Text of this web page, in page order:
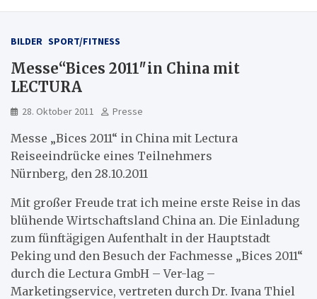
BILDER SPORT/FITNESS
Messe“Bices 2011″in China mit
LECTURA
28. Oktober 2011 Presse
Messe „Bices 2011“ in China mit Lectura
Reiseeindrücke eines Teilnehmers
Nürnberg, den 28.10.2011
Mit großer Freude trat ich meine erste Reise in das
blühende Wirtschaftsland China an. Die Einladung
zum fünftägigen Aufenthalt in der Hauptstadt
Peking und den Besuch der Fachmesse „Bices 2011“
durch die Lectura GmbH – Ver-lag –
Marketingservice, vertreten durch Dr. Ivana Thiel